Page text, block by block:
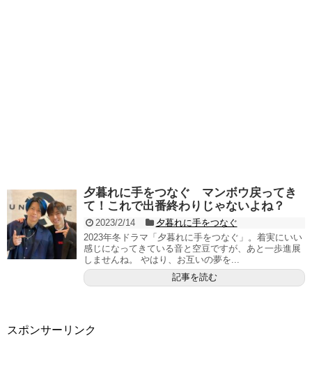
夕暮れに手をつなぐ マンボウ戻ってき
て！これで出番終わりじゃないよね？
2023/2/14
夕暮れに手をつなぐ
2023年冬ドラマ「夕暮れに手をつなぐ」。着実にいい
感じになってきている音と空豆ですが、あと一歩進展
しませんね。 やはり、お互いの夢を...
記事を読む
スポンサーリンク